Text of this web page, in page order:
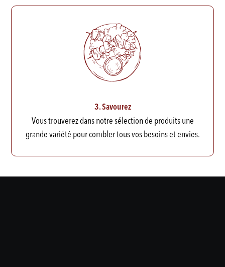
3. Savourez
Vous trouverez dans notre sélection de produits une
grande variété pour combler tous vos besoins et envies.